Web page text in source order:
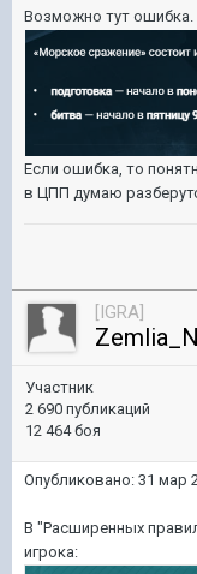
Возможно тут ошибка.
Если ошибка, то
в ЦПП думаю
[IGRA]
Участник
2 690 публикаций
12 464 боя
Опубликовано: 31 мар
В "Расширенных
игрока: